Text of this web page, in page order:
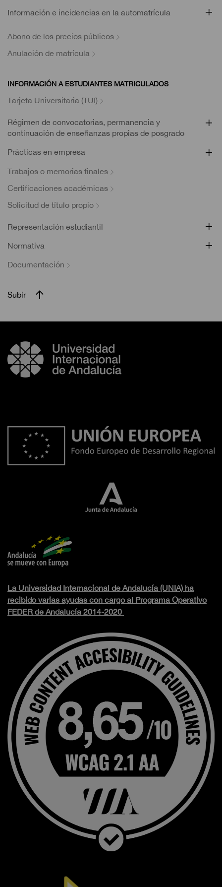
Información e incidencias en la automatrícula
Abono de los precios públicos
Anulación de matrícula
INFORMACIÓN A ESTUDIANTES MATRICULADOS
Tarjeta Universitaria (TUI)
Régimen de convocatorias, permanencia y
continuación de enseñanzas propias de posgrado
Prácticas en empresa
Trabajos o memorias finales
Certificaciones académicas
Solicitud de título propio
Representación estudiantil
Normativa
Documentación
Subir
La Universidad Internacional de Andalucía (UNIA) ha
recibido varias ayudas con cargo al Programa Operativo
FEDER de Andalucía 2014-2020